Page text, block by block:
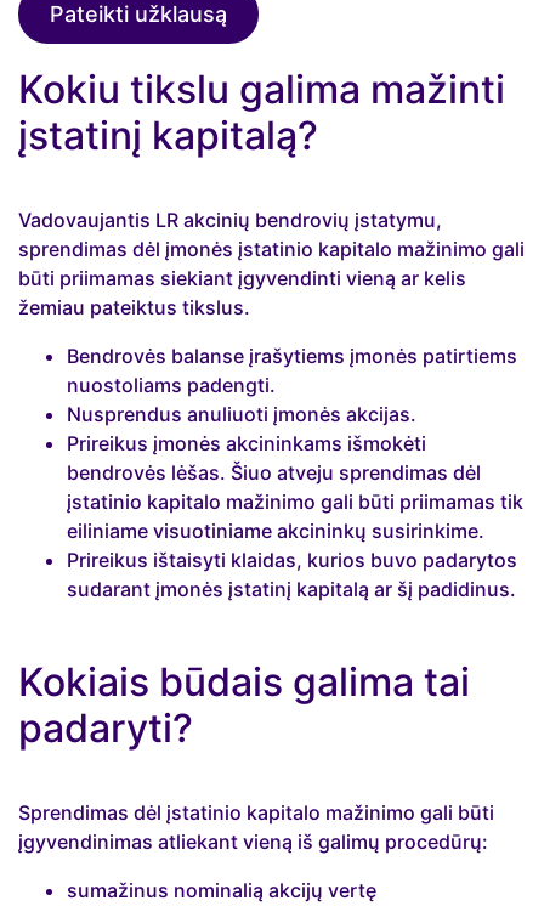
Pateikti užklausą
Kokiu tikslu galima mažinti
įstatinį kapitalą?
Vadovaujantis LR akcinių bendrovių įstatymu,
sprendimas dėl įmonės įstatinio kapitalo mažinimo gali
būti priimamas siekiant įgyvendinti vieną ar kelis
žemiau pateiktus tikslus.
Bendrovės balanse įrašytiems įmonės patirtiems
nuostoliams padengti.
Nusprendus anuliuoti įmonės akcijas.
Prireikus įmonės akcininkams išmokėti
bendrovės lėšas. Šiuo atveju sprendimas dėl
įstatinio kapitalo mažinimo gali būti priimamas tik
eiliniame visuotiniame akcininkų susirinkime.
Prireikus ištaisyti klaidas, kurios buvo padarytos
sudarant įmonės įstatinį kapitalą ar šį padidinus.
Kokiais būdais galima tai
padaryti?
Sprendimas dėl įstatinio kapitalo mažinimo gali būti
įgyvendinimas atliekant vieną iš galimų procedūrų:
sumažinus nominalią akcijų vertę